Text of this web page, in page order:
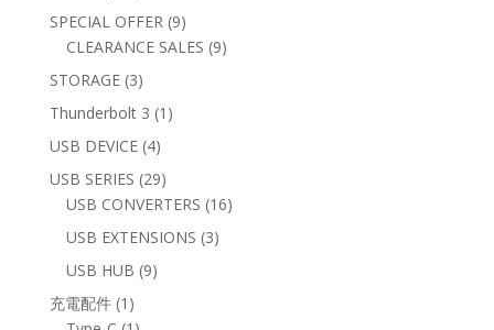
products
SPECIAL OFFER 99
products
CLEARANCE SALES 99
STORAGE 33
products
Thunderbolt 3 1 1
USB DEVICE 44
products
USB SERIES 2929
products
USB CONVERTERS 1616
USB EXTENSIONS 33
USB HUB 99
充電配件 1 1